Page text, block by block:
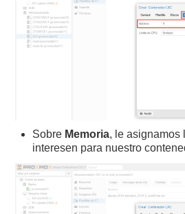
Sobre Memoria, le asignamos
interesen para nuestro